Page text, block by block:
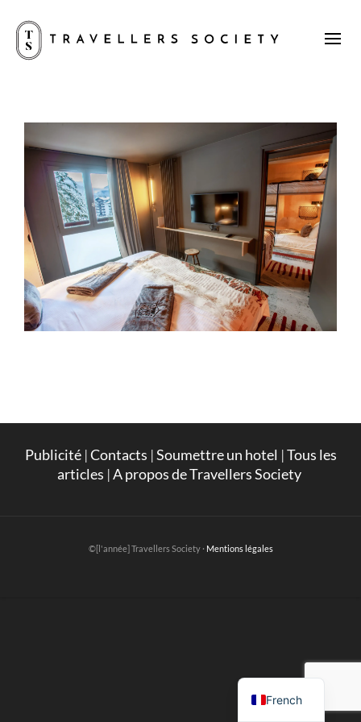
Publicité|Contacts |Soumettre un hotel |Tous les
articles |A propos de Travellers Society
©[l'année] Travellers Society · Mentions légales
French